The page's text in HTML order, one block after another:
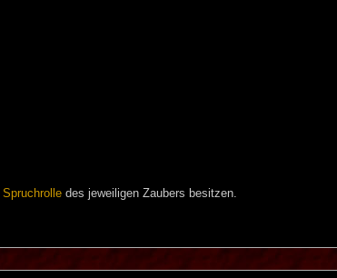
Spruchrolledes jeweiligen Zaubers besitzen.